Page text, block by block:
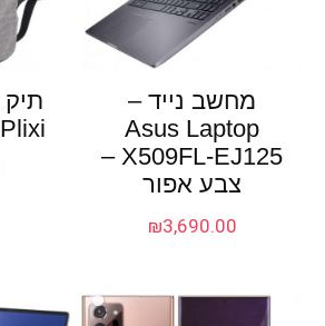
מחשב נייד –
Asus Laptop
X509FL-EJ125 –
צבע אפור
₪3,690.00
Plixi – צבע אפור